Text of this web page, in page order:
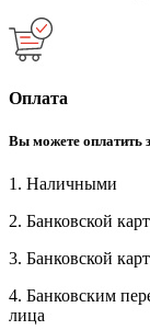
Оплата
Вы можете оплатить
1. Наличными
2. Банковской
3. Банковской
4. Банковским
лица